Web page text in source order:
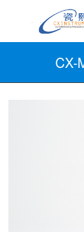
CX-